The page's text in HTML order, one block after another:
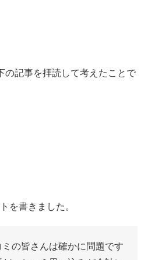
の記事を拝読して考えたことで
を書きました。
の皆さんは確かに問題です